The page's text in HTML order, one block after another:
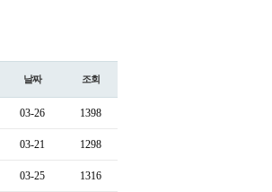
날짜 조회
03-26 1398
03-21 1298
03-25 1316